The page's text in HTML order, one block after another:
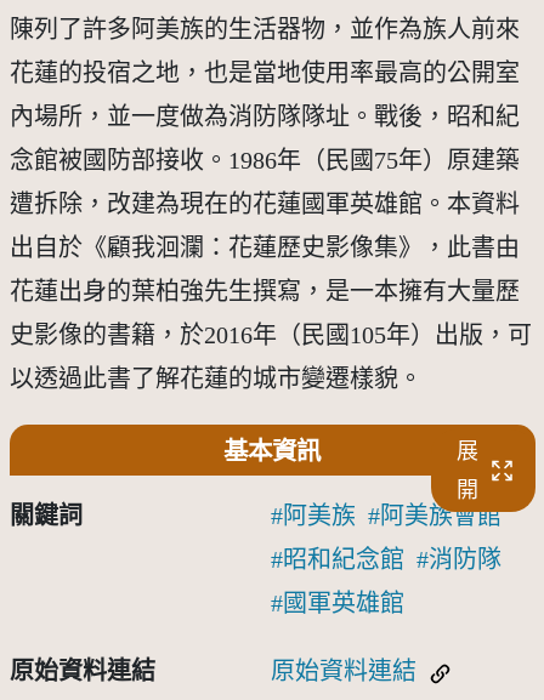
陳列了許多阿美族的生活器物，並作為族人前來
花蓮的投宿之地，也是當地使用率最高的公開室
內場所，並一度做為消防隊隊址。戰後，昭和紀
念館被國防部接收。1986年（民國75年）原建築
遭拆除，改建為現在的花蓮國軍英雄館。本資料
出自於《顧我洄瀾：花蓮歷史影像集》，此書由
花蓮出身的葉柏強先生撰寫，是一本擁有大量歷
史影像的書籍，於2016年（民國105年）出版，可
以透過此書了解花蓮的城市變遷樣貌。
基本資訊
展
開
關鍵詞 阿美族
阿美族會館
昭和紀念館
消防隊
國軍英雄館
原始資料連結 原始資料連結